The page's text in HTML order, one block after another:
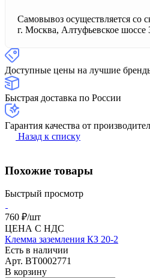
Самовывоз осуществляется со
г. Москва, Алтуфьевское шоссе
Доступные цены на лучшие
Быстрая доставка по России
Гарантия качества от
Назад к списку
Похожие товары
Быстрый просмотр
760 ₽/шт
ЦЕНА С НДС
Клемма заземления КЗ 20-2
Есть в наличии
Арт. BT0002771
В корзину